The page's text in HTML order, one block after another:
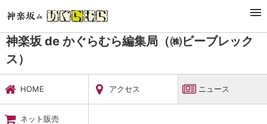
暮らし・娯楽
神楽坂 de かぐらむら編集局（㈱ビーブレックス）
ニュース
神楽坂 de かぐらむら編集局（㈱ビーブレック
ス）
HOME アクセス ニュース
ネット販売